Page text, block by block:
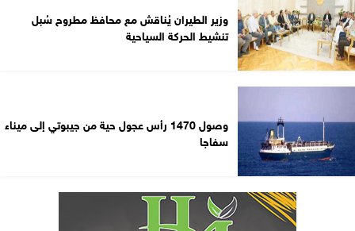
وزير الطيران يُناقش مع محافظ مطروح سُبل
تنشيط الحركة السياحية
وصول 1470 رأس عجول حية من جيبوتي إلى ميناء
سفاجا